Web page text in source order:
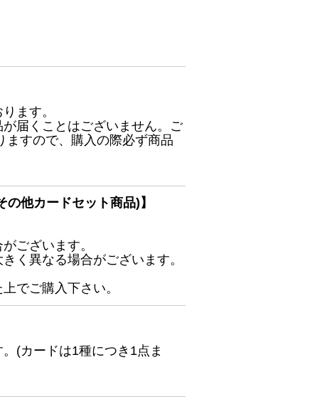
ます。
届くことはございません。ご
ますので、購入の際必ず商品
他カードセット商品)】
ございます。
く異なる場合がございます。
でご購入下さい。
(カードは1種につき1点ま